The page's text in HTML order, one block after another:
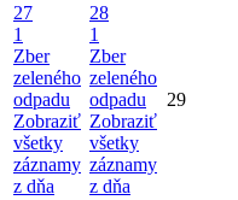
27
1
Zber
zeleného
odpadu
Zobraziť
všetky
záznamy
z dňa
28
1
Zber
zeleného
odpadu
Zobraziť
všetky
záznamy
z dňa
29